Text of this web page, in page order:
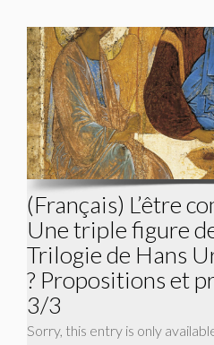
(Français) L’être
Une triple figure
Trilogie de Hans
? Propositions et
3/3
Sorry, this entry is only